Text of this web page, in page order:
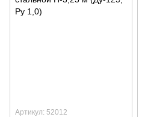
Артикул: 52012